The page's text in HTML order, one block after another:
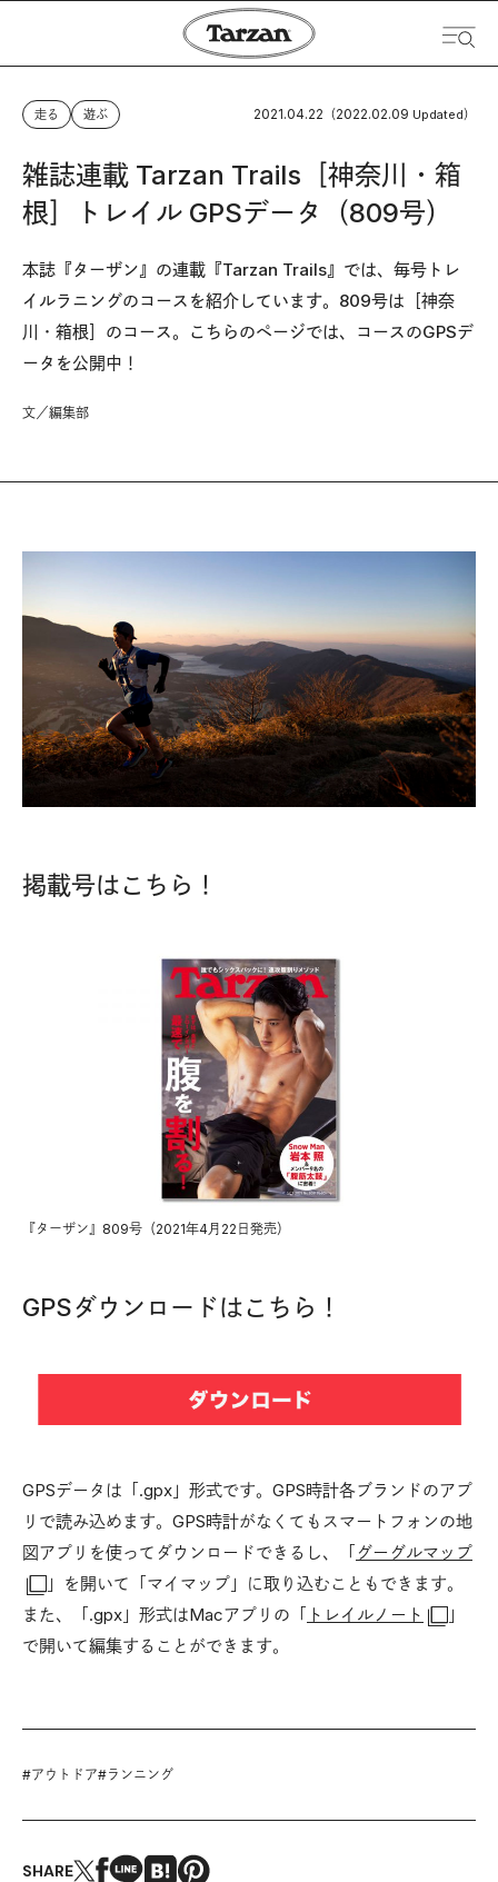
走る 遊ぶ 2021.04.22 （2022.02.09 Updated）
雑誌連載 Tarzan Trails［神奈川・箱
根］トレイル GPSデータ（809号）
本誌『ターザン』の連載『Tarzan Trails』では、毎号トレ
イルラニングのコースを紹介しています。809号は［神奈
川・箱根］のコース。こちらのページでは、コースのGPSデ
ータを公開中！
文／編集部
掲載号はこちら！
『ターザン』809号（2021年4月22日発売）
GPSダウンロードはこちら！
GPSデータは「.gpx」形式です。GPS時計各ブランドのアプ
リで読み込めます。GPS時計がなくてもスマートフォンの地
図アプリを使ってダウンロードできるし、「 グーグルマップ
」を開いて「マイマップ」に取り込むこともできます。
また、「.gpx」形式はMacアプリの「 トレイルノート
」
で開いて編集することができます。
#アウトドア#ランニング
SHARE